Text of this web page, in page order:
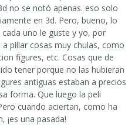
no se notó apenas. eso solo
en 3d. Pero, bueno, lo
uno le guste y yo, por
pillar cosas muy chulas, como
figures, etc. Cosas que de
tener porque no las hubieran
antiguas estaban a precios
forma. Que luego la peli
cuando aciertan, como ha
¡es una pasada!